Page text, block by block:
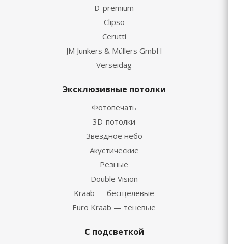
D-premium
Clipso
Cerutti
JM Junkers & Müllers GmbH
Verseidag
Эксклюзивные потолки
Фотопечать
3D-потолки
Звездное небо
Акустические
Резные
Double Vision
Kraab — бесщелевые
Euro Kraab — теневые
С подсветкой